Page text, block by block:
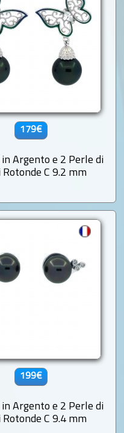
179€
in Argento e 2 Perle di
Rotonde C 9.2 mm
199€
in Argento e 2 Perle di
Rotonde C 9.4 mm